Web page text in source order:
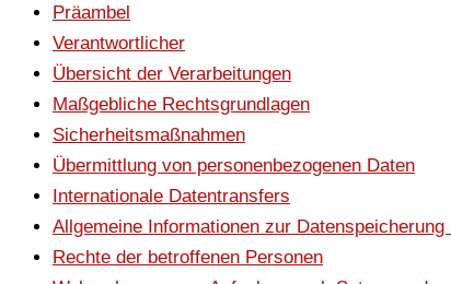
Präambel
Verantwortlicher
Übersicht der Verarbeitungen
Maßgebliche Rechtsgrundlagen
Sicherheitsmaßnahmen
Übermittlung von personenbezogenen Daten
Internationale Datentransfers
Allgemeine Informationen zur Datenspeicherung
Rechte der betroffenen Personen